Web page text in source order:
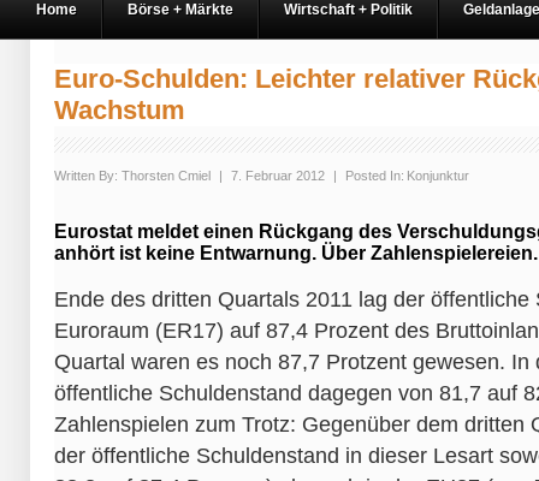
Home Börse + Märkte Wirtschaft + Politik Geldanlage
Euro-Schulden: Leichter relativer
Wachstum
Written By: Thorsten Cmiel | 7. Februar 2012 | Posted In: Konjunktur
Eurostat meldet einen Rückgang des
anhört ist keine Entwarnung. Über Zahlenspielereien.
Ende des dritten Quartals 2011 lag der öffentliche
Euroraum (ER17) auf 87,4 Prozent des
Quartal waren es noch 87,7 Protzent gewesen. In
öffentliche Schuldenstand dagegen von 81,7 auf
Zahlenspielen zum Trotz: Gegenüber dem dritten
der öffentliche Schuldenstand in dieser Lesart